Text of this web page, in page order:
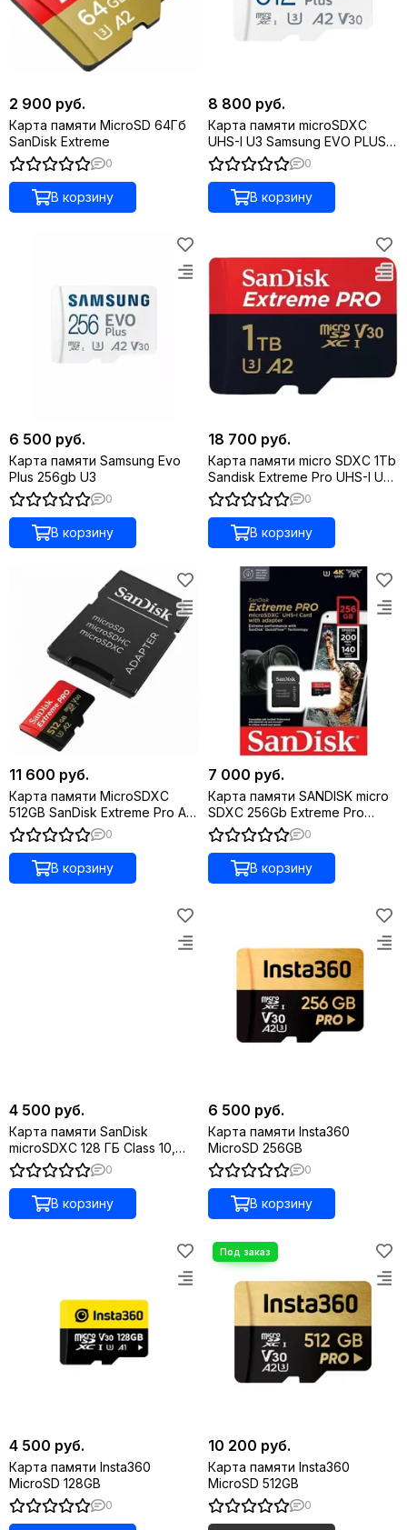
2 900 руб.
Карта памяти MicroSD 64Гб
SanDisk Extreme
0
В корзину
8 800 руб.
Карта памяти microSDXC
UHS-I U3 Samsung EVO PLUS
512 ГБ
0
В корзину
6 500 руб.
Карта памяти Samsung Evo
Plus 256gb U3
0
В корзину
18 700 руб.
Карта памяти micro SDXC 1Tb
Sandisk Extreme Pro UHS-I U3
V30 A2 + ADP (200/140 MB/s)
0
В корзину
11 600 руб.
Карта памяти MicroSDXC
512GB SanDisk Extreme Pro A2
V30 UHS-I U3
0
В корзину
7 000 руб.
Карта памяти SANDISK micro
SDXC 256Gb Extreme Pro
UHS-I U3 V30 A2 + ADP
(200/140 MB/s)
0
В корзину
4 500 руб.
Карта памяти SanDisk
microSDXC 128 ГБ Class 10,
V30, A2, UHS-I U3, адаптер на
SD
0
В корзину
6 500 руб.
Карта памяти Insta360
MicroSD 256GB
0
В корзину
4 500 руб.
Карта памяти Insta360
MicroSD 128GB
0
10 200 руб.
Карта памяти Insta360
MicroSD 512GB
0